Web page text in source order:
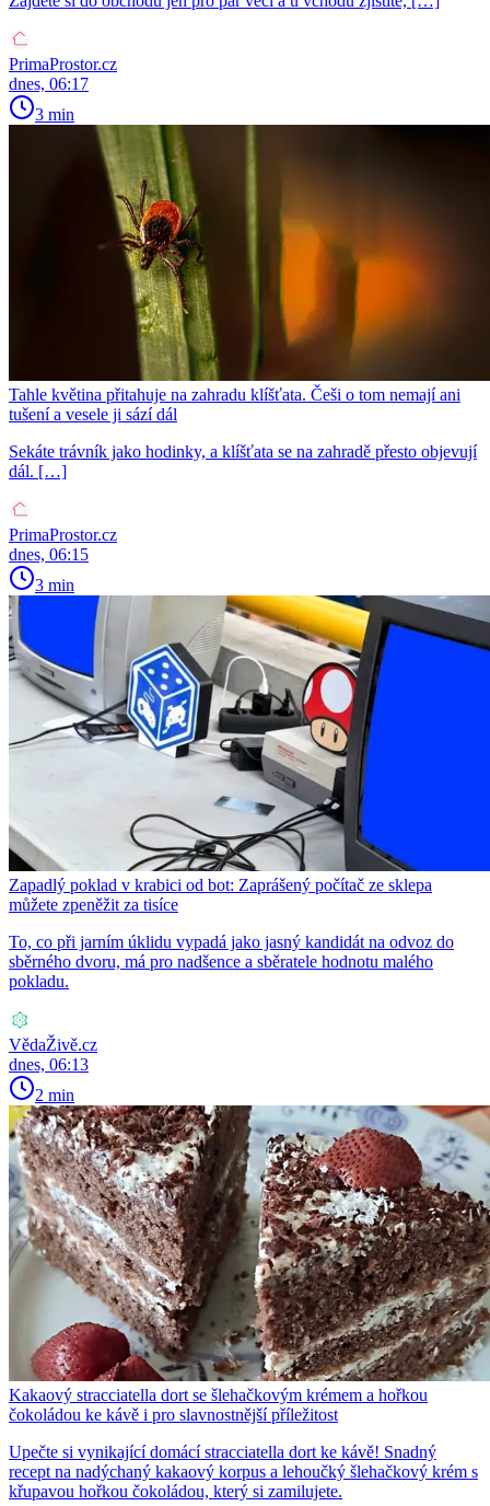
PrimaProstor.cz
dnes, 06:17
3 min
Tahle květina přitahuje na zahradu klíšťata. Češi o tom nemají ani
tušení a vesele ji sází dál
Sekáte trávník jako hodinky, a klíšťata se na zahradě přesto objevují
dál. […]
PrimaProstor.cz
dnes, 06:15
3 min
Zapadlý poklad v krabici od bot: Zaprášený počítač ze sklepa
můžete zpeněžit za tisíce
To, co při jarním úklidu vypadá jako jasný kandidát na odvoz do
sběrného dvoru, má pro nadšence a sběratele hodnotu malého
pokladu.
VědaŽivě.cz
dnes, 06:13
2 min
Kakaový stracciatella dort se šlehačkovým krémem a hořkou
čokoládou ke kávě i pro slavnostnější příležitost
Upečte si vynikající domácí stracciatella dort ke kávě! Snadný
recept na nadýchaný kakaový korpus a lehoučký šlehačkový krém s
křupavou hořkou čokoládou, který si zamilujete.